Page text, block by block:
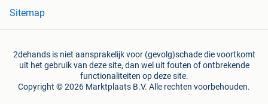
Sitemap
2dehands is niet aansprakelijk voor (gevolg)schade die voortkomt
uit het gebruik van deze site, dan wel uit fouten of ontbrekende
functionaliteiten op deze site.
Copyright © 2026 Marktplaats B.V. Alle rechten voorbehouden.